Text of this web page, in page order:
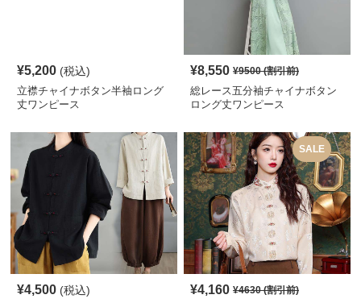
¥5,200 (税込)
立襟チャイナボタン半袖ロング
丈ワンピース
¥8,550 ¥9500(割引前)
総レース五分袖チャイナボタン
ロング丈ワンピース
¥4,500 (税込)
SALE
¥4,160 ¥4630(割引前)